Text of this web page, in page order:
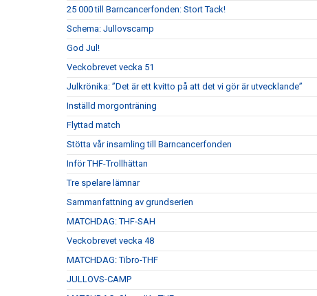
25 000 till Barncancerfonden: Stort Tack!
Schema: Jullovscamp
God Jul!
Veckobrevet vecka 51
Julkrönika: ”Det är ett kvitto på att det vi gör är utvecklande”
Inställd morgonträning
Flyttad match
Stötta vår insamling till Barncancerfonden
Inför THF-Trollhättan
Tre spelare lämnar
Sammanfattning av grundserien
MATCHDAG: THF-SAH
Veckobrevet vecka 48
MATCHDAG: Tibro-THF
JULLOVS-CAMP